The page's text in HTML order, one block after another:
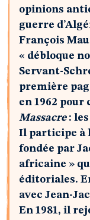
opinions
guerre
François
« débloque
Servant-
première
en 1962
Massacre: les
Il participe à
fondée par
africaine »
éditoriales.
avec Jean-
En 1981, il